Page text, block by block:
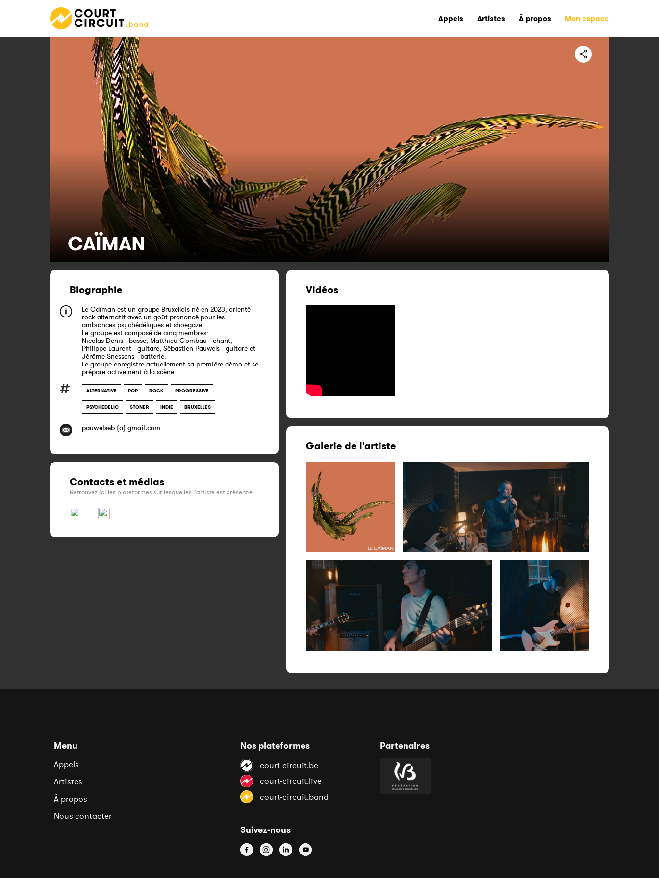
Appels Artistes À propos Mon espace
CAÏMAN
Biographie
Le Caïman est un groupe Bruxellois né en 2023, orienté
rock alternatif avec un goût prononcé pour les
ambiances psychédéliques et shoegaze.
Le groupe est composé de cinq membres:
Nicolas Denis - basse, Matthieu Gombau - chant,
Philippe Laurent - guitare, Sébastien Pauwels - guitare et
Jérôme Snessens - batterie.
Le groupe enregistre actuellement sa première démo et se
prépare activement à la scène.
ALTERNATIVE POP ROCK PROGRESSIVE
PSYCHEDELIC STONER INDIE BRUXELLES
pauwelseb (a) gmail.com
Contacts et médias
Retrouvez ici les plateformes sur lesquelles l'artiste est présent·e
Vidéos
Galerie de l'artiste
Menu
Appels
Artistes
À propos
Nous contacter
Nos plateformes
court-circuit.be
court-circuit.live
court-circuit.band
Suivez-nous
Partenaires